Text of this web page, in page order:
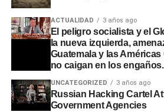
ACTUALIDAD 3 años ago
El peligro socialista y el
la nueva izquierda,
Guatemala y las
no caigan en los
UNCATEGORIZED 3 años ago
Russian Hacking Cartel
Government Agencies